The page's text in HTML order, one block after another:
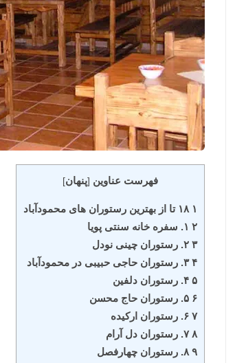
فهرست عناوین [پنهان]
۱ ۱۸ تا از بهترین رستوران های محمودآباد
۲ ۱. سفره خانه سنتی پویا
۳ ۲. رستوران چینی نودل
۴ ۳. رستوران حاجی حبیبی در محمودآباد
۵ ۴. رستوران دلفین
۶ ۵. رستوران حاج محسن
۷ ۶. رستوران ارکیده
۸ ۷. رستوران دل آرام
۹ ۸. رستوران چهارفصل